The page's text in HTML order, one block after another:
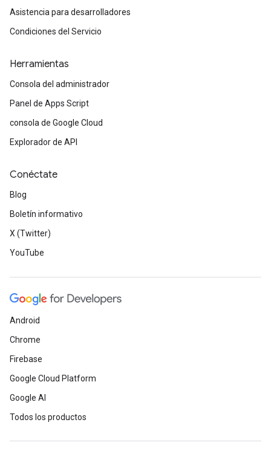
Asistencia para desarrolladores
Condiciones del Servicio
Herramientas
Consola del administrador
Panel de Apps Script
consola de Google Cloud
Explorador de API
Conéctate
Blog
Boletín informativo
X (Twitter)
YouTube
Android
Chrome
Firebase
Google Cloud Platform
Google AI
Todos los productos